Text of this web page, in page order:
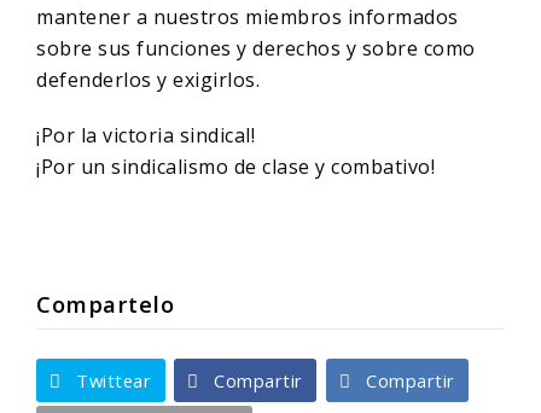
mantener a nuestros miembros informados
sobre sus funciones y derechos y sobre como
defenderlos y exigirlos.
¡Por la victoria sindical!
¡Por un sindicalismo de clase y combativo!
Compartelo
Twittear Compartir
Compartir